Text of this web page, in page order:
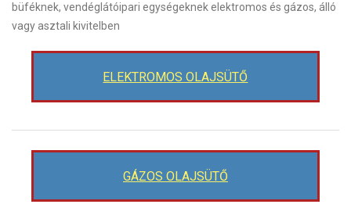
büféknek, vendéglátóipari egységeknek elektromos és gázos, álló
vagy asztali kivitelben
ELEKTROMOS OLAJSÜTŐ
GÁZOS OLAJSÜTŐ